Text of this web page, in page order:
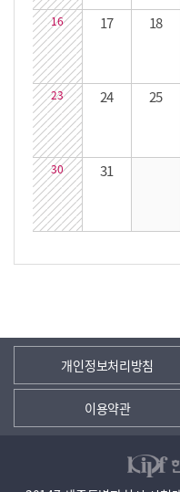
16 17 18
23 24 25
30 31
개인정보처리방침
이용약관